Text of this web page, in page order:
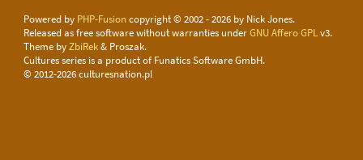
Powered by PHP-Fusion copyright © 2002 - 2026 by Nick Jones.
Released as free software without warranties underGNU Affero GPLv3.
Theme byZbiRek& Proszak.
Cultures series is a product of Funatics Software GmbH.
© 2012-2026 culturesnation.pl